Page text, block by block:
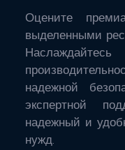
Оцените
выделенными
надежной
экспертной
надежный и
нужд.